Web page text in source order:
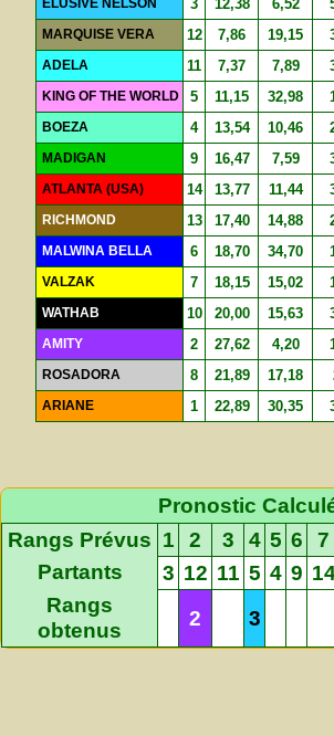
ELUSIVE NELSON 3 12,38 6,52
MARQUISE VERA 12 7,86 19,15
ADELA 11 7,37 7,89
KING OF THE WORLD 5 11,15 32,98
BOEZA 4 13,54 10,46
MADIGAN 9 16,47 7,59
ATLANTA (USA) 14 13,77 11,44
RICHMOND 13 17,40 14,88
MALWINA BELLA 6 18,70 34,70
VALZAK 7 18,15 15,02
WATHAB 10 20,00 15,63
AMITY 2 27,62 4,20
ROSADORA 8 21,89 17,18
ARIANE 1 22,89 30,35
Pronostic
Rangs Prévus 1 2 3 4 5 6 7
Partants
3 12 11 5 4 9
Rangs
obtenus
2 3